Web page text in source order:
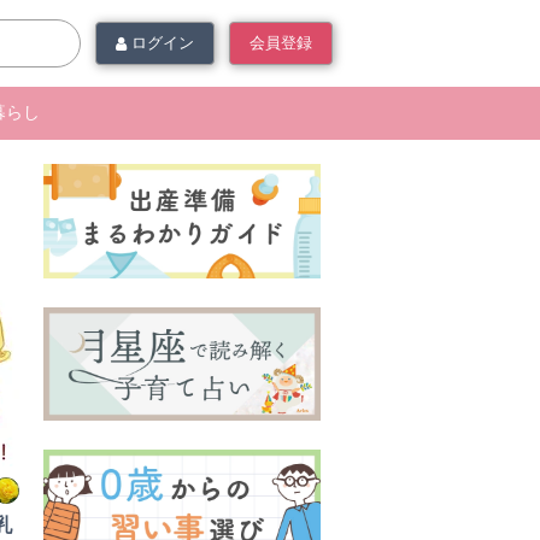
ログイン 会員登録
らし